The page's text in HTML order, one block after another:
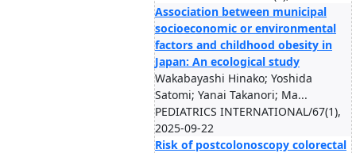
Association between municipal
socioeconomic or environmental
factors and childhood obesity in
Japan: An ecological study
Wakabayashi Hinako; Yoshida
Satomi; Yanai Takanori; Ma...
PEDIATRICS INTERNATIONAL/67(1),
2025-09-22
Risk of postcolonoscopy colorectal